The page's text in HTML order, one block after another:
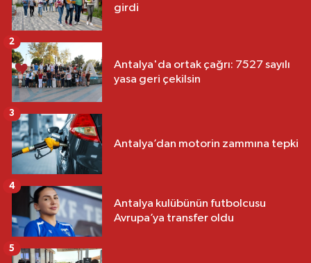
girdi
Antalya'da ortak çağrı: 7527 sayılı
yasa geri çekilsin
2
Antalya’dan motorin zammına tepki
3
Antalya kulübünün futbolcusu
Avrupa’ya transfer oldu
4
5